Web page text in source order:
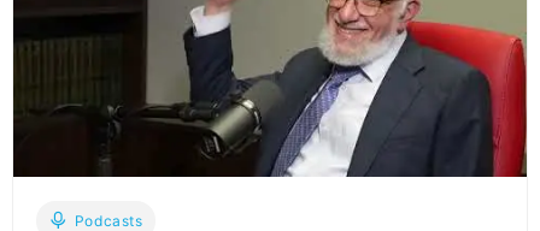
אידיש:
הרב
ישראל
אייכלר
Podcasts